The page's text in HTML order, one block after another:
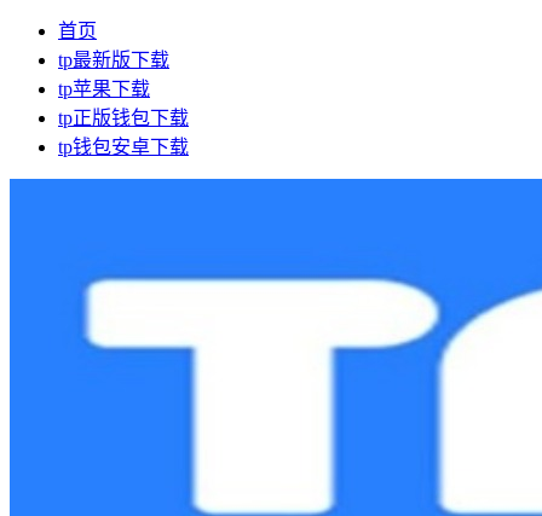
首页
tp最新版下载
tp苹果下载
tp正版钱包下载
tp钱包安卓下载